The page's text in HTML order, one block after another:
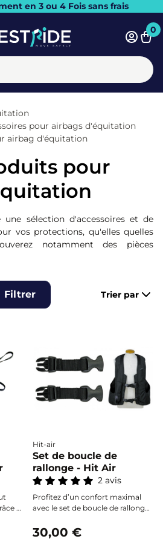
en 3 ou 4 Fois sans frais
Fermer
0
pour airbags d'équitation
airbag d'équitation
pour
une sélection d'accessoires et de
vos protections, qu'elles quelles
notamment des pièces
de transport ou encore des
Filtrer Trier par
à
Hit-air
Set de boucle de
rallonge - Hit Air
2 avis
Profitez d’un confort maximal
avec le set de boucle de rallonge
rapidement vos gilets airbag à la
30,00 €